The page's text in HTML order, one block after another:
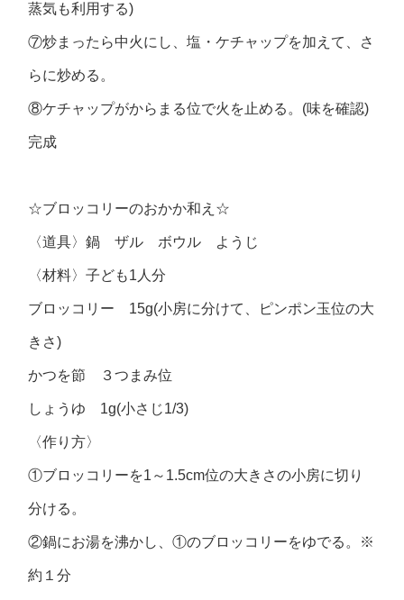
蒸気も利用する)
⑦炒まったら中火にし、塩・ケチャップを加えて、さ
らに炒める。
⑧ケチャップがからまる位で火を止める。(味を確認)
完成
☆ブロッコリーのおかか和え☆
〈道具〉鍋 ザル ボウル ようじ
〈材料〉子ども1人分
ブロッコリー 15g(小房に分けて、ピンポン玉位の大
きさ)
かつを節 ３つまみ位
しょうゆ 1g(小さじ1/3)
〈作り方〉
①ブロッコリーを1～1.5cm位の大きさの小房に切り
分ける。
②鍋にお湯を沸かし、①のブロッコリーをゆでる。※
約１分